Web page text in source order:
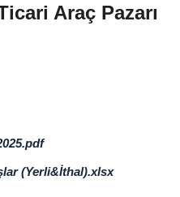
Araç Pazarı
(Yerli&İthal).xlsx